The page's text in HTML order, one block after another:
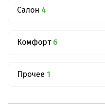
Салон 4
Комфорт 6
Прочее 1